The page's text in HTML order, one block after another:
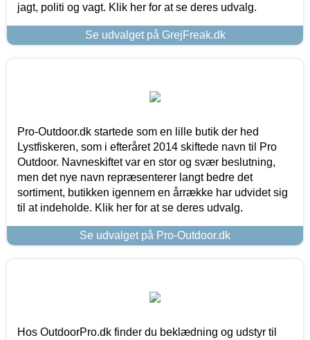
jagt, politi og vagt. Klik her for at se deres udvalg.
Se udvalget på GrejFreak.dk
Pro-Outdoor.dk startede som en lille butik der hed
Lystfiskeren, som i efteråret 2014 skiftede navn til Pro
Outdoor. Navneskiftet var en stor og svær beslutning,
men det nye navn repræsenterer langt bedre det
sortiment, butikken igennem en årrække har udvidet sig
til at indeholde. Klik her for at se deres udvalg.
Se udvalget på Pro-Outdoor.dk
Hos OutdoorPro.dk finder du beklædning og udstyr til